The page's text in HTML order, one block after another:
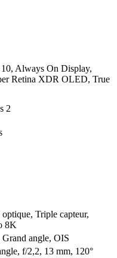
Always On Display,
Retina XDR OLED, True
2
Triple capteur,
8K
angle, OIS
f/2,2, 13 mm, 120°